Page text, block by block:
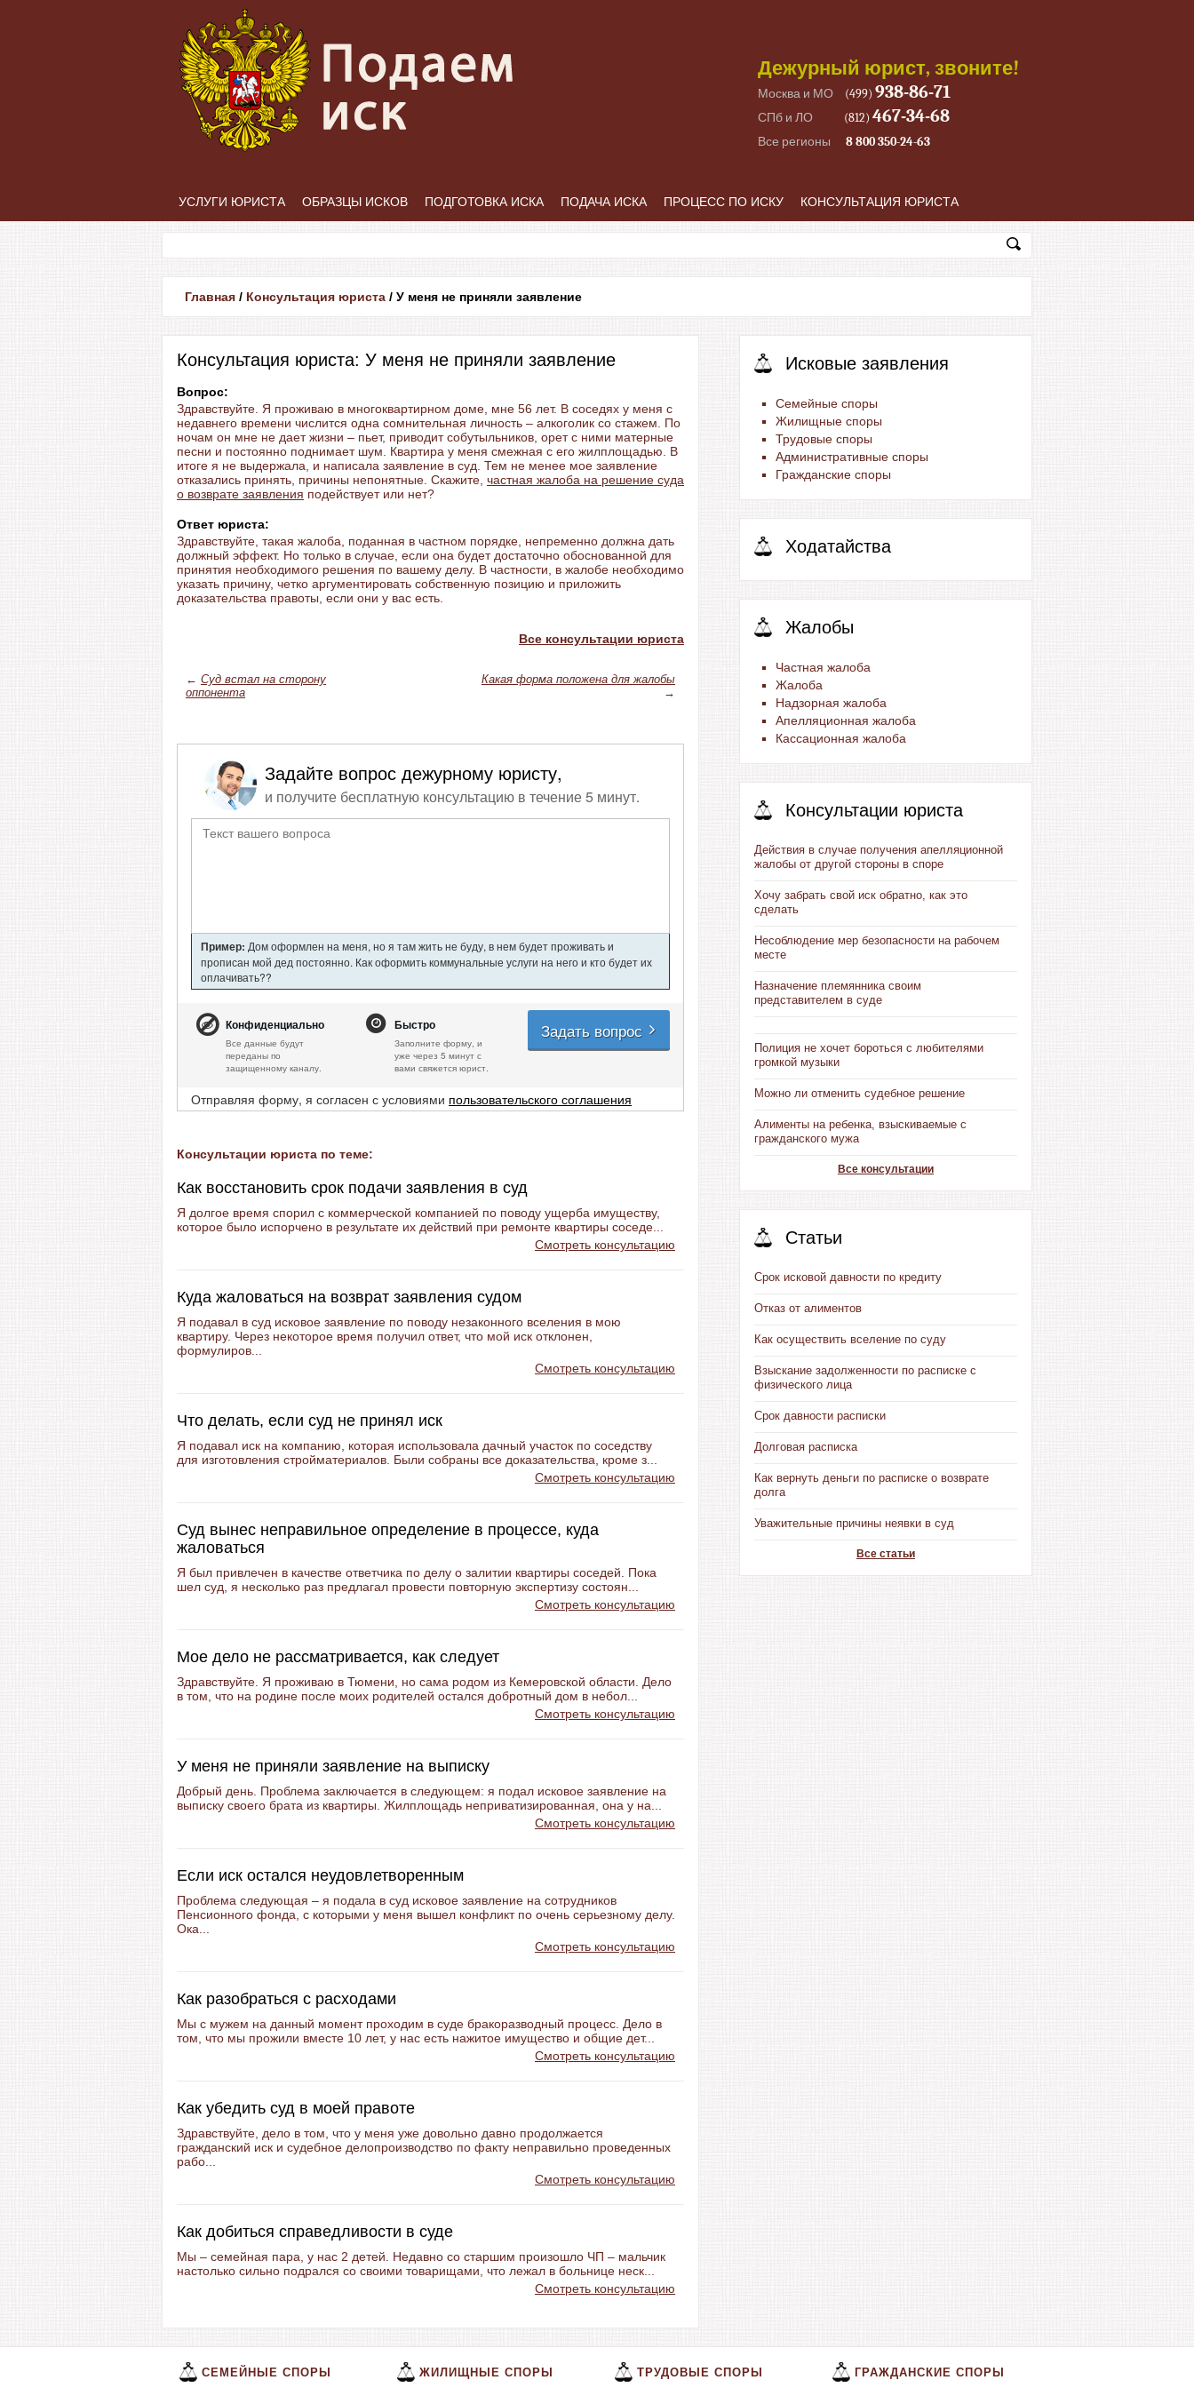
Дежурный юрист, звоните!
Москва и МО (499) 938-86-71
СПб и ЛО (812) 467-34-68
Все регионы 8 800 350-24-63
УСЛУГИ ЮРИСТА ОБРАЗЦЫ ИСКОВ ПОДГОТОВКА ИСКА ПОДАЧА ИСКА ПРОЦЕСС ПО ИСКУ КОНСУЛЬТАЦИЯ ЮРИСТА
Главная / Консультация юриста / У меня не приняли заявление
Консультация юриста: У меня не приняли заявление
Вопрос:
Здравствуйте. Я проживаю в многоквартирном доме, мне 56 лет. В соседях у меня с
недавнего времени числится одна сомнительная личность – алкоголик со стажем. По
ночам он мне не дает жизни – пьет, приводит собутыльников, орет с ними матерные
песни и постоянно поднимает шум. Квартира у меня смежная с его жилплощадью. В
итоге я не выдержала, и написала заявление в суд. Тем не менее мое заявление
отказались принять, причины непонятные. Скажите, частная жалоба на решение суда
о возврате заявления подействует или нет?
Ответ юриста:
Здравствуйте, такая жалоба, поданная в частном порядке, непременно должна дать
должный эффект. Но только в случае, если она будет достаточно обоснованной для
принятия необходимого решения по вашему делу. В частности, в жалобе необходимо
указать причину, четко аргументировать собственную позицию и приложить
доказательства правоты, если они у вас есть.
Все консультации юриста
← Суд встал на сторону
оппонента
Какая форма положена для жалобы
→
Задайте вопрос дежурному юристу,
и получите бесплатную консультацию в течение 5 минут.
Пример: Дом оформлен на меня, но я там жить не буду, в нем будет проживать и
прописан мой дед постоянно. Как оформить коммунальные услуги на него и кто будет их
оплачивать??
Конфиденциально
Все данные будут
переданы по
защищенному каналу.
Быстро
Заполните форму, и
уже через 5 минут с
вами свяжется юрист.
Задать вопрос
Отправляя форму, я согласен с условиями пользовательского соглашения
Консультации юриста по теме:
Как восстановить срок подачи заявления в суд
Я долгое время спорил с коммерческой компанией по поводу ущерба имуществу,
которое было испорчено в результате их действий при ремонте квартиры соседе...
Смотреть консультацию
Куда жаловаться на возврат заявления судом
Я подавал в суд исковое заявление по поводу незаконного вселения в мою
квартиру. Через некоторое время получил ответ, что мой иск отклонен,
формулиров...
Смотреть консультацию
Что делать, если суд не принял иск
Я подавал иск на компанию, которая использовала дачный участок по соседству
для изготовления стройматериалов. Были собраны все доказательства, кроме з...
Смотреть консультацию
Суд вынес неправильное определение в процессе, куда
жаловаться
Я был привлечен в качестве ответчика по делу о залитии квартиры соседей. Пока
шел суд, я несколько раз предлагал провести повторную экспертизу состоян...
Смотреть консультацию
Мое дело не рассматривается, как следует
Здравствуйте. Я проживаю в Тюмени, но сама родом из Кемеровской области. Дело
в том, что на родине после моих родителей остался добротный дом в небол...
Смотреть консультацию
У меня не приняли заявление на выписку
Добрый день. Проблема заключается в следующем: я подал исковое заявление на
выписку своего брата из квартиры. Жилплощадь неприватизированная, она у на...
Смотреть консультацию
Если иск остался неудовлетворенным
Проблема следующая – я подала в суд исковое заявление на сотрудников
Пенсионного фонда, с которыми у меня вышел конфликт по очень серьезному делу.
Ока...
Смотреть консультацию
Как разобраться с расходами
Мы с мужем на данный момент проходим в суде бракоразводный процесс. Дело в
том, что мы прожили вместе 10 лет, у нас есть нажитое имущество и общие дет...
Смотреть консультацию
Как убедить суд в моей правоте
Здравствуйте, дело в том, что у меня уже довольно давно продолжается
гражданский иск и судебное делопроизводство по факту неправильно проведенных
рабо...
Смотреть консультацию
Как добиться справедливости в суде
Мы – семейная пара, у нас 2 детей. Недавно со старшим произошло ЧП – мальчик
настолько сильно подрался со своими товарищами, что лежал в больнице неск...
Смотреть консультацию
Исковые заявления
Семейные споры
Жилищные споры
Трудовые споры
Административные споры
Гражданские споры
Ходатайства
Жалобы
Частная жалоба
Жалоба
Надзорная жалоба
Апелляционная жалоба
Кассационная жалоба
Консультации юриста
Действия в случае получения апелляционной
жалобы от другой стороны в споре
Хочу забрать свой иск обратно, как это
сделать
Несоблюдение мер безопасности на рабочем
месте
Назначение племянника своим
представителем в суде
Полиция не хочет бороться с любителями
громкой музыки
Можно ли отменить судебное решение
Алименты на ребенка, взыскиваемые с
гражданского мужа
Все консультации
Статьи
Срок исковой давности по кредиту
Отказ от алиментов
Как осуществить вселение по суду
Взыскание задолженности по расписке с
физического лица
Срок давности расписки
Долговая расписка
Как вернуть деньги по расписке о возврате
долга
Уважительные причины неявки в суд
Все статьи
СЕМЕЙНЫЕ СПОРЫ ЖИЛИЩНЫЕ СПОРЫ ТРУДОВЫЕ СПОРЫ ГРАЖДАНСКИЕ СПОРЫ